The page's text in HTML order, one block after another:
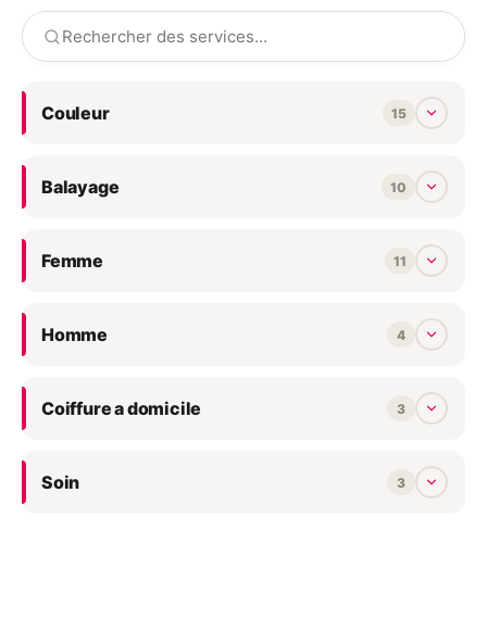
Couleur 15
Balayage 10
Femme 11
Homme 4
Coiffure a domicile 3
Soin 3